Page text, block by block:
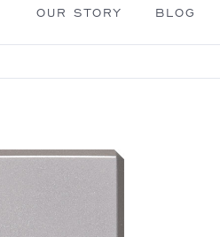
OUR STORY BLOG